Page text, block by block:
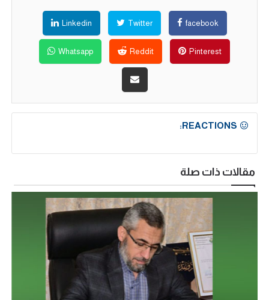
facebook
Twitter
Linkedin
Pinterest
Reddit
Whatsapp
REACTIONS:
مقالات ذات صلة